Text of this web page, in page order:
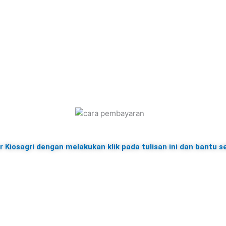
Kiosagri dengan melakukan klik pada tulisan ini dan bantu